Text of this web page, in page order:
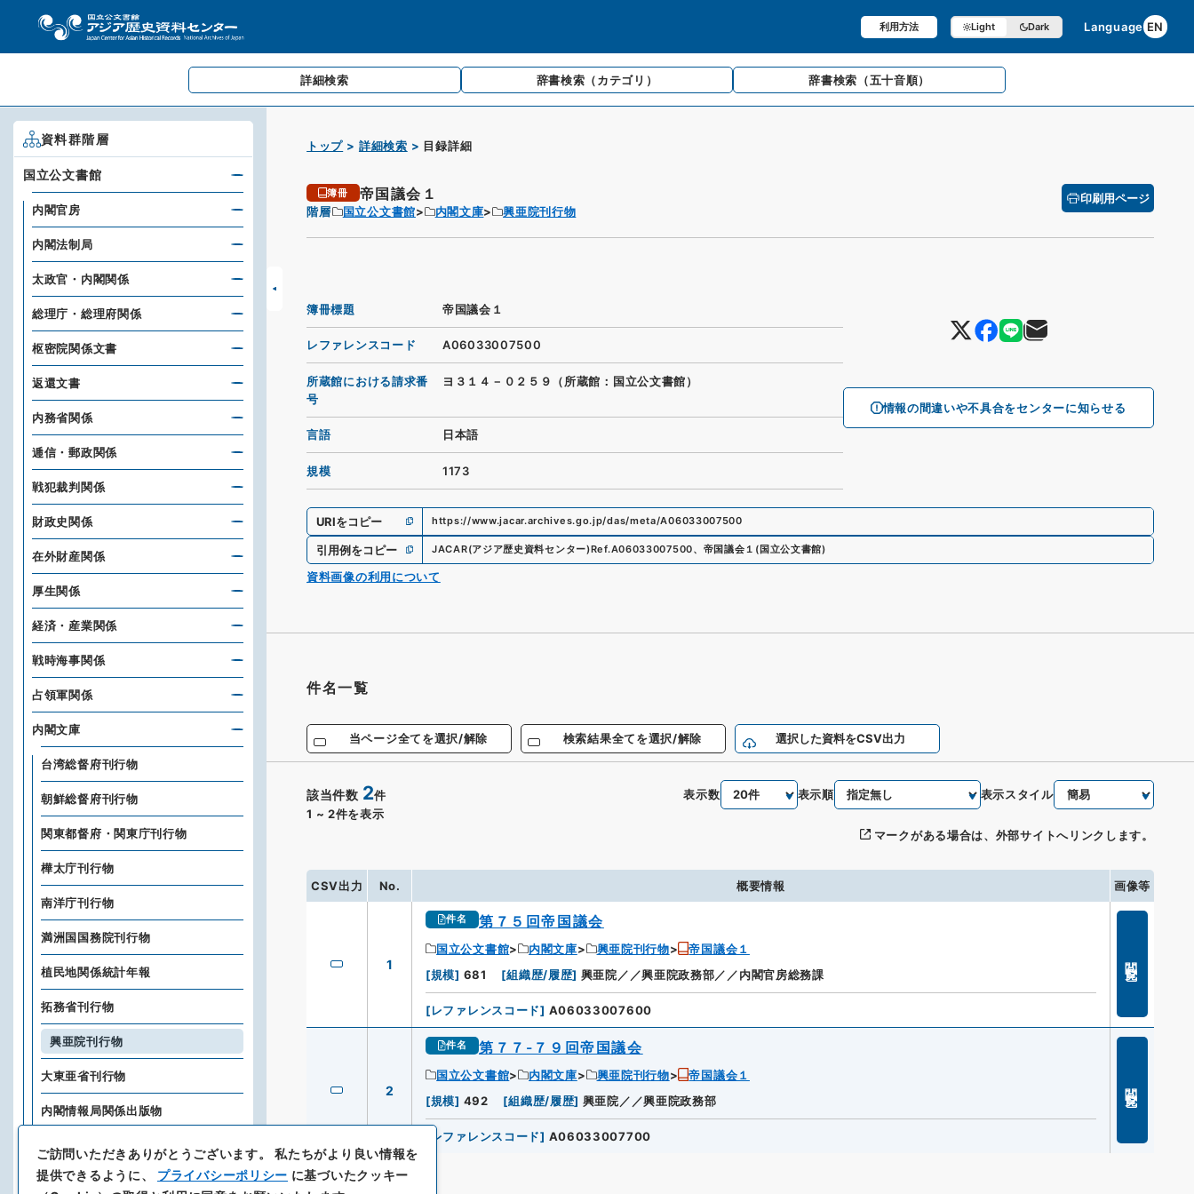
利用方法 Light Dark Language EN
詳細検索 辞書検索 （カテゴリ） 辞書検索 （五十音順）
トップ 詳細検索 目録詳細
簿冊 帝国議会１
階層 国立公文書館 内閣文庫 興亜院刊行物
印刷用ページ
情報の間違いや不具合をセンターに知らせる
簿冊標題 帝国議会１
レファレンスコード A06033007500
所蔵館における請求番
号
ヨ３１４－０２５９（所蔵館：国立公文書館）
言語 日本語
規模 1173
URIをコピー https://www.jacar.archives.go.jp/das/meta/A06033007500
引用例をコピー JACAR(アジア歴史資料センター)Ref.A06033007500、 帝国議会１ ( 国立公文書館)
資料画像の利用について
件名一覧
当ページ全てを選択/解除 検索結果全てを選択/解除 選択した資料をCSV出力
該当件数 2件
1 ~ 2件を表示
表示数 表示順 表示スタイル
マークがある場合は、外部サイトへリンクします。
CSV出力 No. 概要情報 画像等
1
件名 第７５回帝国議会
国立公文書館 内閣文庫 興亜院刊行物
帝国議会１
[規模] 681 [組織歴/履歴] 興亜院／／興亜院政務部／／内閣官房総務課
[レファレンスコード] A06033007600
2
件名 第７７-７９回帝国議会
国立公文書館 内閣文庫 興亜院刊行物
帝国議会１
[規模] 492 [組織歴/履歴] 興亜院／／興亜院政務部
レファレンスコード] A06033007700
資料群階層
国立公文書館
内閣官房
内閣法制局
太政官・内閣関係
総理庁・総理府関係
枢密院関係文書
返還文書
内務省関係
逓信・郵政関係
戦犯裁判関係
財政史関係
在外財産関係
厚生関係
経済・産業関係
戦時海事関係
占領軍関係
内閣文庫
台湾総督府刊行物
朝鮮総督府刊行物
関東都督府・関東庁刊行物
樺太庁刊行物
南洋庁刊行物
満洲国国務院刊行物
植民地関係統計年報
拓務省刊行物
興亜院刊行物
大東亜省刊行物
内閣情報局関係出版物
企画院刊行物
外務省外交史料館
ご訪問いただきありがとうございます。私たちがより良い情報を
提供できるように、 プライバシーポリシー に基づいたクッキー